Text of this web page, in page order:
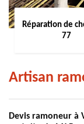
Réparation de
77
Artisan
Devis ramoneur à